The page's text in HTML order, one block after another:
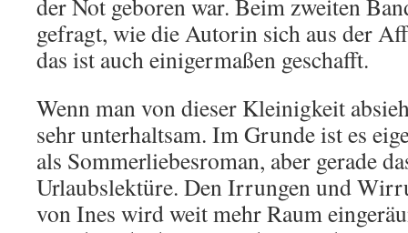
der Not geboren war. Beim zweiten
gefragt, wie die Autorin sich aus der
das ist auch einigermaßen geschafft.
Wenn man von dieser Kleinigkeit
sehr unterhaltsam. Im Grunde ist es
als Sommerliebesroman, aber gerade
Urlaubslektüre. Den Irrungen und
von Ines wird weit mehr Raum